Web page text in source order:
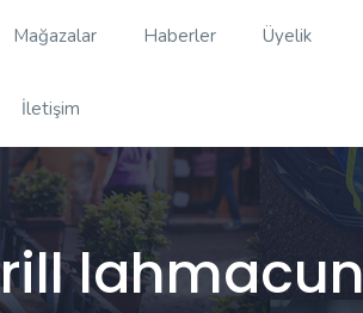
Mağazalar Haberler Üyelik
İletişim
lahmacun